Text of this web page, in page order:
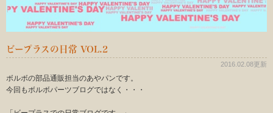
ビープラスの日常 VOL.2
2016.02.08更新
ボルボの部品通販担当のあやパンです。
今回もボルボパーツブログではなく・・・